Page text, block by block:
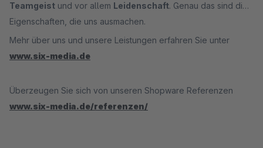
Teamgeist und vor allem Leidenschaft. Genau das sind die
Eigenschaften, die uns ausmachen.
Mehr über uns und unsere Leistungen erfahren Sie unter
www.six-media.de
Überzeugen Sie sich von unseren Shopware Referenzen
www.six-media.de/referenzen/